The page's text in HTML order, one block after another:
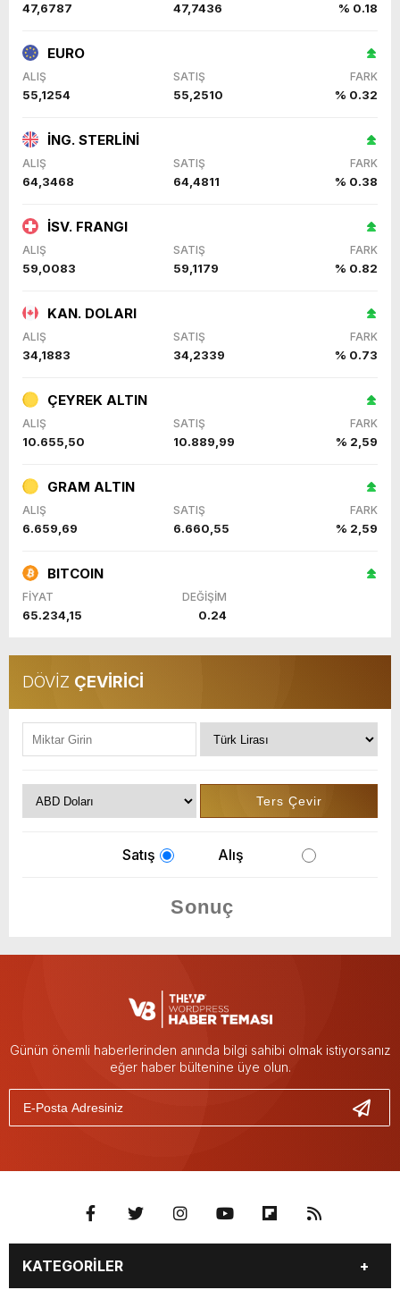
47,6787 47,7436 % 0.18
EURO
ALIŞ SATIŞ FARK
55,1254 55,2510 % 0.32
İNG. STERLİNİ
ALIŞ SATIŞ FARK
64,3468 64,4811 % 0.38
İSV. FRANGI
ALIŞ SATIŞ FARK
59,0083 59,1179 % 0.82
KAN. DOLARI
ALIŞ SATIŞ FARK
34,1883 34,2339 % 0.73
ÇEYREK ALTIN
ALIŞ SATIŞ FARK
10.655,50 10.889,99 % 2,59
GRAM ALTIN
ALIŞ SATIŞ FARK
6.659,69 6.660,55 % 2,59
BITCOIN
FİYAT DEĞİŞİM
65.234,15 0.24
DÖVİZ ÇEVİRİCİ
Satış Alış
Günün önemli haberlerinden anında bilgi sahibi olmak istiyorsanız
eğer haber bültenine üye olun.
KATEGORİLER